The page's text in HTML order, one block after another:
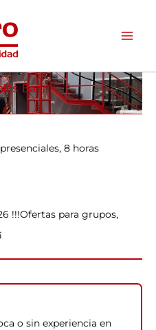
Base
8 horas
!!!Ofertas para grupos,
o sin experiencia en